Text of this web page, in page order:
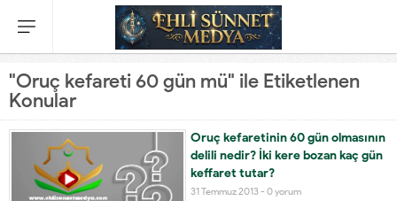
"Oruç kefareti 60 gün mü" ile Etiketlenen
Konular
Oruç kefaretinin 60 gün olmasının
delili nedir? İki kere bozan kaç gün
keffaret tutar?
31 Temmuz 2013 - 0 yorum